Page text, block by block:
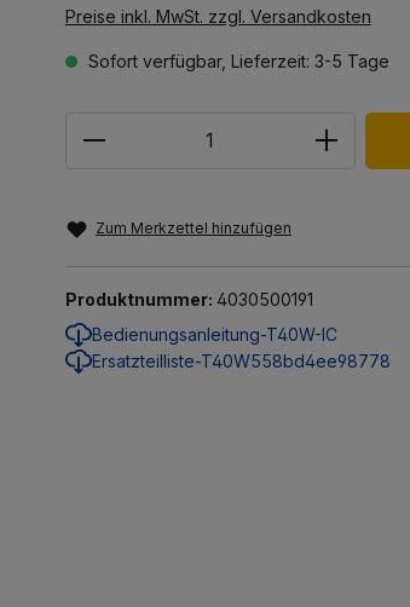
Preise inkl. MwSt. zzgl. Versandkosten
Sofort verfügbar, Lieferzeit: 3-5 Tage
Zum Merkzettel hinzufügen
Produktnummer: 4030500191
Bedienungsanleitung-T40W-IC
Ersatzteilliste-T40W558bd4ee98778